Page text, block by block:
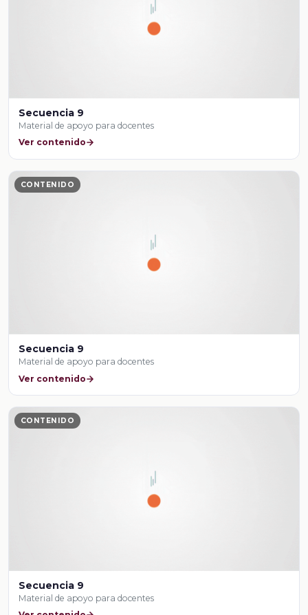
Secuencia 9
Material de apoyo para docentes
Ver contenido
CONTENIDO
Secuencia 9
Material de apoyo para docentes
Ver contenido
CONTENIDO
Secuencia 9
Material de apoyo para docentes